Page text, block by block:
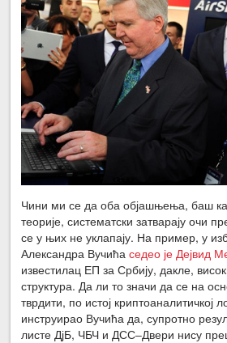
Чини ми се да оба објашњења, баш
теорије, систематски затварају очи
се у њих не уклапају. На пример, у
Александра Вучићаседео је Дејвид
известилац ЕП за Србију, дакле,
структура. Да ли то значи да се на
тврдити, по истој криптоаналитичкој
инструирао Вучића да, супротно
листе ДјБ, ЧБЧ и ДСС‒Двери нису